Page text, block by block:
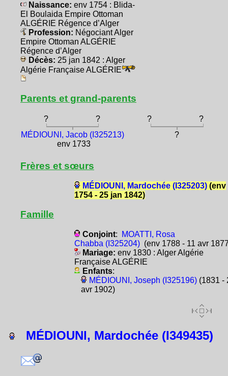
Naissance: env 1754 : Blida-
El Boulaida Empire Ottoman
ALGÉRIE Régence d’Alger
Profession: Négociant Alger
Empire Ottoman ALGÉRIE
Régence d’Alger
Décès: 25 jan 1842 : Alger
Algérie Française ALGÉRIE
Parents et grand-parents
? ? ?
?
MÉDIOUNI, Jacob (I325213)
env 1733
?
Frères et sœurs
MÉDIOUNI, Mardochée (I325203)(env
1754 - 25 jan 1842)
Famille
Conjoint:
MOATTI, Rosa
Chabba (I325204)(env 1788 - 11 avr
Mariage: env 1830 : Alger Algérie
Française ALGÉRIE
Enfants:
MÉDIOUNI, Joseph (I325196)(1831 -
avr 1902)
MÉDIOUNI, Mardochée (I349435)